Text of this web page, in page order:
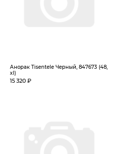
Анорак Tisentele Черный, 847673 (48,
xl)
15 320 ₽